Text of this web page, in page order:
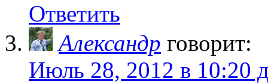
Ответить
Александр говорит:
Июль 28, 2012 в 10:20